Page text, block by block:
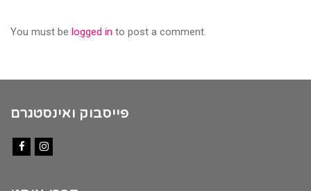
You must be logged in to post a comment.
פייסבוק ואינסטגרם